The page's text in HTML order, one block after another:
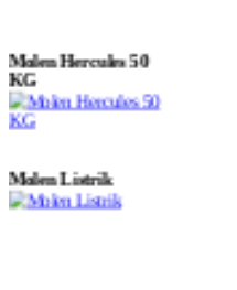
KG